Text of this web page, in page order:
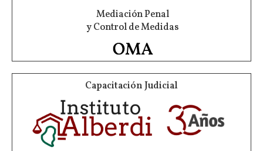
Mediación Penal
y Control de Medidas
Capacitación Judicial